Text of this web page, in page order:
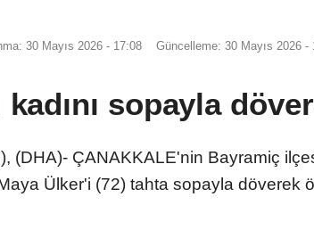
30 Mayıs 2026 - 17:08 Güncelleme: 30 Mayıs 2026 -
kadını sopayla
(DHA)- ÇANAKKALE'nin Bayramiç
Ülker'i (72) tahta sopayla döverek